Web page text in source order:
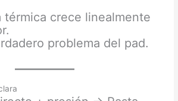
térmica crece linealmente
problema del pad.